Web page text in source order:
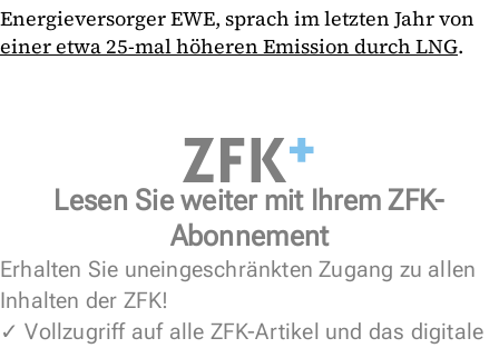
Energieversorger EWE, sprach im letzten Jahr von
einer etwa 25-mal höheren Emission durch LNG.
Lesen Sie weiter mit Ihrem ZFK-
Abonnement
Erhalten Sie uneingeschränkten Zugang zu allen
Inhalten der ZFK!
✓ Vollzugriff auf alle ZFK-Artikel und das digitale